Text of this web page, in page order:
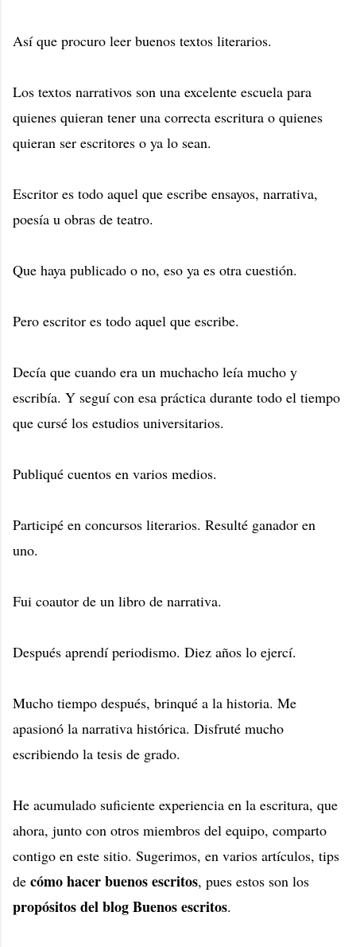
Así que procuro leer buenos textos literarios.
Los textos narrativos son una excelente escuela para
quienes quieran tener una correcta escritura o quienes
quieran ser escritores o ya lo sean.
Escritor es todo aquel que escribe ensayos, narrativa,
poesía u obras de teatro.
Que haya publicado o no, eso ya es otra cuestión.
Pero escritor es todo aquel que escribe.
Decía que cuando era un muchacho leía mucho y
escribía. Y seguí con esa práctica durante todo el tiempo
que cursé los estudios universitarios.
Publiqué cuentos en varios medios.
Participé en concursos literarios. Resulté ganador en
uno.
Fui coautor de un libro de narrativa.
Después aprendí periodismo. Diez años lo ejercí.
Mucho tiempo después, brinqué a la historia. Me
apasionó la narrativa histórica. Disfruté mucho
escribiendo la tesis de grado.
He acumulado suficiente experiencia en la escritura, que
ahora, junto con otros miembros del equipo, comparto
contigo en este sitio. Sugerimos, en varios artículos, tips
de cómo hacer buenos escritos, pues estos son los
propósitos del blog Buenos escritos.